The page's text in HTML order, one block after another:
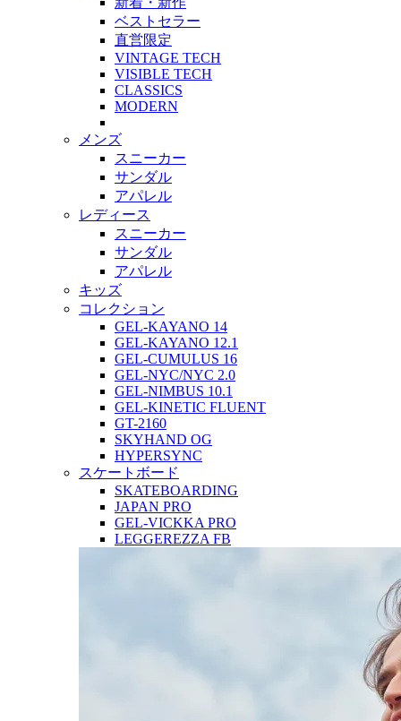
ベストセラー
直営限定
VINTAGE TECH
VISIBLE TECH
CLASSICS
MODERN
メンズ
スニーカー
サンダル
アパレル
レディース
スニーカー
サンダル
アパレル
キッズ
コレクション
GEL-KAYANO 14
GEL-KAYANO 12.1
GEL-CUMULUS 16
GEL-NYC/NYC 2.0
GEL-NIMBUS 10.1
GEL-KINETIC FLUENT
GT-2160
SKYHAND OG
HYPERSYNC
スケートボード
SKATEBOARDING
JAPAN PRO
GEL-VICKKA PRO
LEGGEREZZA FB